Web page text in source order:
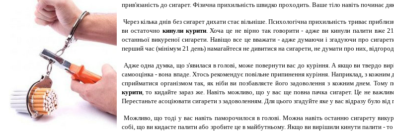
прив'язаність до сигарет. Фізична прихильність швидко проходить. Ваше тіло навіть починає
Через кілька днів без сигарет дихати стає вільніше. Психологічна прихильність триває
ви остаточно кинули курити. Хоча це не вірно так говорити - адже ви кинули палити вже
останньої викуреної сигарети. Навіщо все це вважати - адже думаючи і згадуючи про
перший час (мінімум 21 день) намагайтеся не дивитися на сигарети, не думати про них,
Адже одна думка, що з'явилася в голові, може повернути вас до куріння. А якщо ви твердо
самооцінка - вона впаде. Хтось рекомендує повільне припинення куріння. Наприклад, з
сприйматися організмом так, як ніби ви позбавляєте його задоволення з кожним днем.
курити , то кидайте зараз же. Навіть можливо, що у вас ще повна пачка сигарет. Це не
Перестаньте асоціювати сигарети з задоволенням. Для цього згадуйте яке у вас відразу було від
Можливо, що тоді у вас навіть паморочилося в голові. Можна навіть останню сигарету
собі, що ви кидаєте палити або зробите це в майбутньому. Якщо ви вирішили кинути палити -